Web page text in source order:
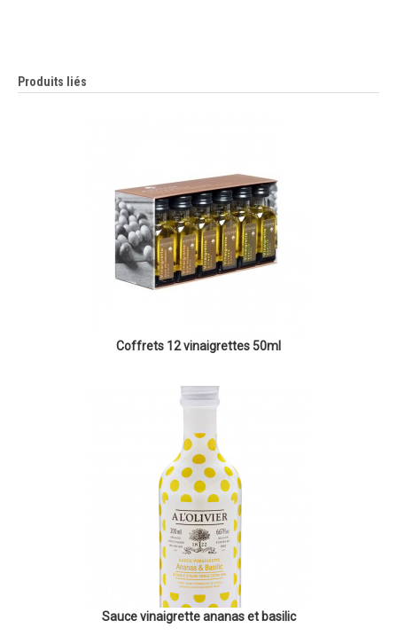
Produits liés
Coffrets 12 vinaigrettes 50ml
Sauce vinaigrette ananas et basilic